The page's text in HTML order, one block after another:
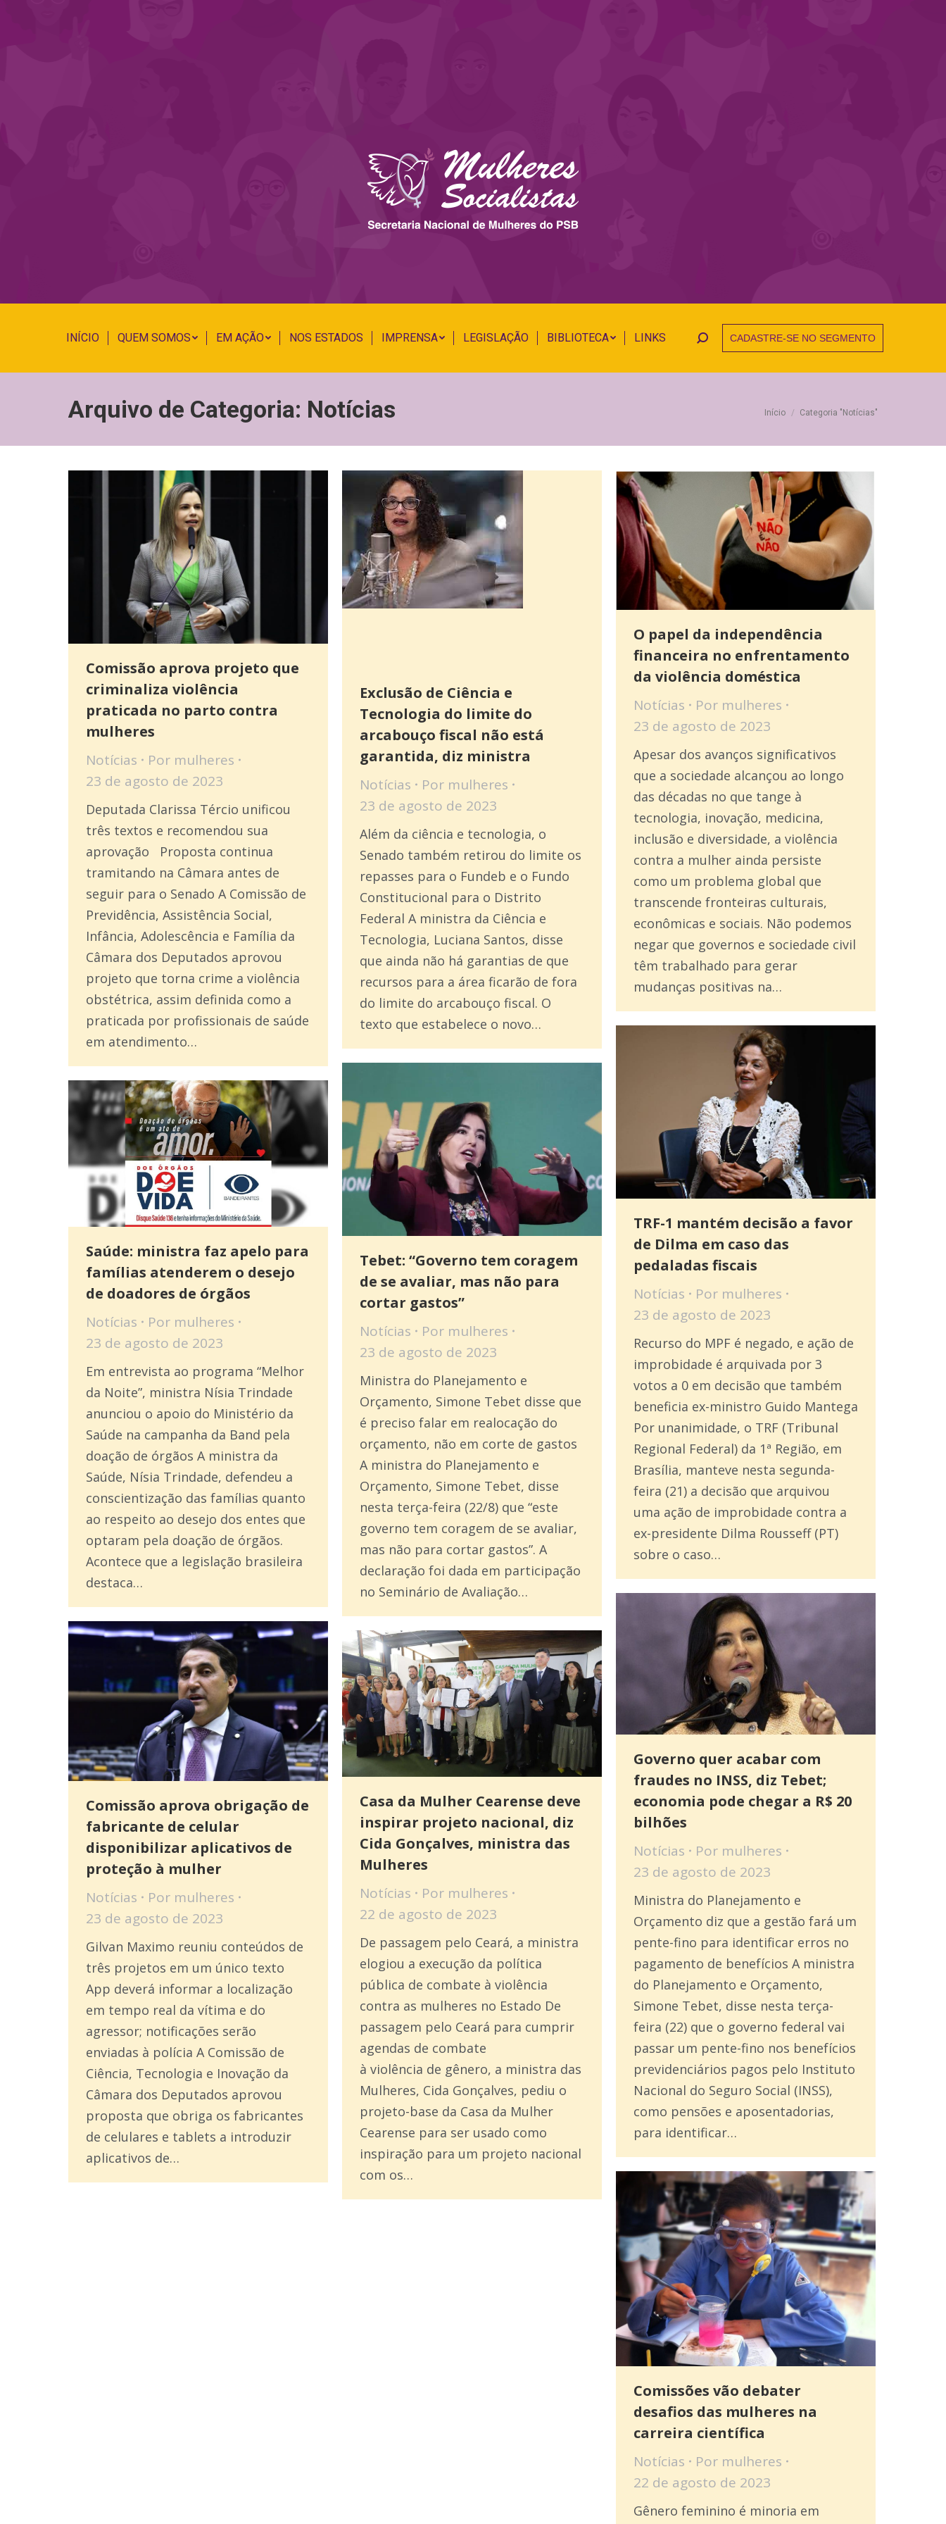
INÍCIO QUEM SOMOS EM AÇÃO NOS ESTADOS IMPRENSA LEGISLAÇÃO BIBLIOTECA LINKS Search:CADASTRE-SE NO SEGMENTO
Arquivo de Categoria: Notícias Você está aqui:
Início Categoria "Notícias"
Comissão aprova projeto que
criminaliza violência
praticada no parto contra
mulheres
Notícias Por mulheres
23 de agosto de 2023
Deputada Clarissa Tércio unificou
três textos e recomendou sua
aprovação Proposta continua
tramitando na Câmara antes de
seguir para o Senado A Comissão de
Previdência, Assistência Social,
Infância, Adolescência e Família da
Câmara dos Deputados aprovou
projeto que torna crime a violência
obstétrica, assim definida como a
praticada por profissionais de saúde
em atendimento…
Exclusão de Ciência e
Tecnologia do limite do
arcabouço fiscal não está
garantida, diz ministra
Notícias Por mulheres
23 de agosto de 2023
Além da ciência e tecnologia, o
Senado também retirou do limite os
repasses para o Fundeb e o Fundo
Constitucional para o Distrito
Federal A ministra da Ciência e
Tecnologia, Luciana Santos, disse
que ainda não há garantias de que
recursos para a área ficarão de fora
do limite do arcabouço fiscal. O
texto que estabelece o novo…
O papel da independência
financeira no enfrentamento
da violência doméstica
Notícias Por mulheres
23 de agosto de 2023
Apesar dos avanços significativos
que a sociedade alcançou ao longo
das décadas no que tange à
tecnologia, inovação, medicina,
inclusão e diversidade, a violência
contra a mulher ainda persiste
como um problema global que
transcende fronteiras culturais,
econômicas e sociais. Não podemos
negar que governos e sociedade civil
têm trabalhado para gerar
mudanças positivas na…
TRF-1 mantém decisão a favor
de Dilma em caso das
pedaladas fiscais
Notícias Por mulheres
23 de agosto de 2023
Recurso do MPF é negado, e ação de
improbidade é arquivada por 3
votos a 0 em decisão que também
beneficia ex-ministro Guido Mantega
Por unanimidade, o TRF (Tribunal
Regional Federal) da 1ª Região, em
Brasília, manteve nesta segunda-
feira (21) a decisão que arquivou
uma ação de improbidade contra a
ex-presidente Dilma Rousseff (PT)
sobre o caso…
Tebet: “Governo tem coragem
de se avaliar, mas não para
cortar gastos”
Notícias Por mulheres
23 de agosto de 2023
Ministra do Planejamento e
Orçamento, Simone Tebet disse que
é preciso falar em realocação do
orçamento, não em corte de gastos
A ministra do Planejamento e
Orçamento, Simone Tebet, disse
nesta terça-feira (22/8) que “este
governo tem coragem de se avaliar,
mas não para cortar gastos”. A
declaração foi dada em participação
no Seminário de Avaliação…
Saúde: ministra faz apelo para
famílias atenderem o desejo
de doadores de órgãos
Notícias Por mulheres
23 de agosto de 2023
Em entrevista ao programa “Melhor
da Noite”, ministra Nísia Trindade
anunciou o apoio do Ministério da
Saúde na campanha da Band pela
doação de órgãos A ministra da
Saúde, Nísia Trindade, defendeu a
conscientização das famílias quanto
ao respeito ao desejo dos entes que
optaram pela doação de órgãos.
Acontece que a legislação brasileira
destaca…
Governo quer acabar com
fraudes no INSS, diz Tebet;
economia pode chegar a R$ 20
bilhões
Notícias Por mulheres
23 de agosto de 2023
Ministra do Planejamento e
Orçamento diz que a gestão fará um
pente-fino para identificar erros no
pagamento de benefícios A ministra
do Planejamento e Orçamento,
Simone Tebet, disse nesta terça-
feira (22) que o governo federal vai
passar um pente-fino nos benefícios
previdenciários pagos pelo Instituto
Nacional do Seguro Social (INSS),
como pensões e aposentadorias,
para identificar…
Comissão aprova obrigação de
fabricante de celular
disponibilizar aplicativos de
proteção à mulher
Notícias Por mulheres
23 de agosto de 2023
Gilvan Maximo reuniu conteúdos de
três projetos em um único texto
App deverá informar a localização
em tempo real da vítima e do
agressor; notificações serão
enviadas à polícia A Comissão de
Ciência, Tecnologia e Inovação da
Câmara dos Deputados aprovou
proposta que obriga os fabricantes
de celulares e tablets a introduzir
aplicativos de…
Casa da Mulher Cearense deve
inspirar projeto nacional, diz
Cida Gonçalves, ministra das
Mulheres
Notícias Por mulheres
22 de agosto de 2023
De passagem pelo Ceará, a ministra
elogiou a execução da política
pública de combate à violência
contra as mulheres no Estado De
passagem pelo Ceará para cumprir
agendas de combate
à violência de gênero, a ministra das
Mulheres, Cida Gonçalves, pediu o
projeto-base da Casa da Mulher
Cearense para ser usado como
inspiração para um projeto nacional
com os…
Comissões vão debater
desafios das mulheres na
carreira científica
Notícias Por mulheres
22 de agosto de 2023
Gênero feminino é minoria em